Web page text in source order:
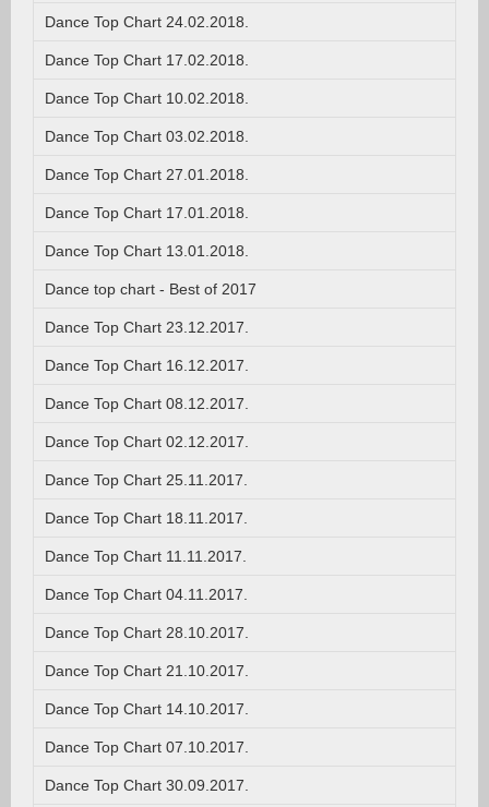
Dance Top Chart 24.02.2018.
Dance Top Chart 17.02.2018.
Dance Top Chart 10.02.2018.
Dance Top Chart 03.02.2018.
Dance Top Chart 27.01.2018.
Dance Top Chart 17.01.2018.
Dance Top Chart 13.01.2018.
Dance top chart - Best of 2017
Dance Top Chart 23.12.2017.
Dance Top Chart 16.12.2017.
Dance Top Chart 08.12.2017.
Dance Top Chart 02.12.2017.
Dance Top Chart 25.11.2017.
Dance Top Chart 18.11.2017.
Dance Top Chart 11.11.2017.
Dance Top Chart 04.11.2017.
Dance Top Chart 28.10.2017.
Dance Top Chart 21.10.2017.
Dance Top Chart 14.10.2017.
Dance Top Chart 07.10.2017.
Dance Top Chart 30.09.2017.